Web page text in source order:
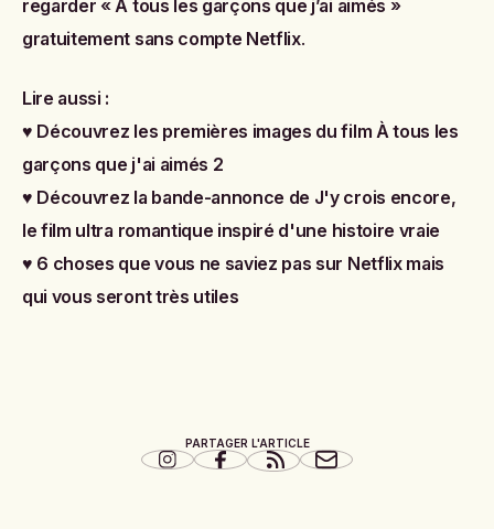
regarder « À tous les garçons que j’ai aimés »
gratuitement sans compte Netflix.
Lire aussi :
♥ Découvrez les premières images du film À tous les
garçons que j'ai aimés 2
♥ Découvrez la bande-annonce de J'y crois encore,
le film ultra romantique inspiré d'une histoire vraie
♥ 6 choses que vous ne saviez pas sur Netflix mais
qui vous seront très utiles
PARTAGER L'ARTICLE